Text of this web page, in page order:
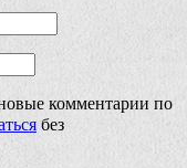
комментарии по
без